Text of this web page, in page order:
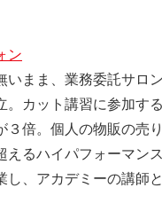
ン
いまま、業務委託サロ
。カット講習に参加す
３倍。個人の物販の売
えるハイパフォーマン
し、アカデミーの講師